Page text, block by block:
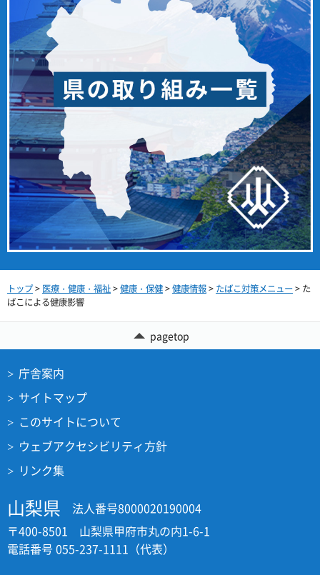
トップ> 医療・健康・福祉>健康・保健>健康情報> たばこ対策メニュー> た
ばこによる健康影響
pagetop
庁舎案内
サイトマップ
このサイトについて
ウェブアクセシビリティ方針
リンク集
山梨県
法人番号8000020190004
〒400-8501 山梨県甲府市丸の内1-6-1
電話番号 055-237-1111（代表）